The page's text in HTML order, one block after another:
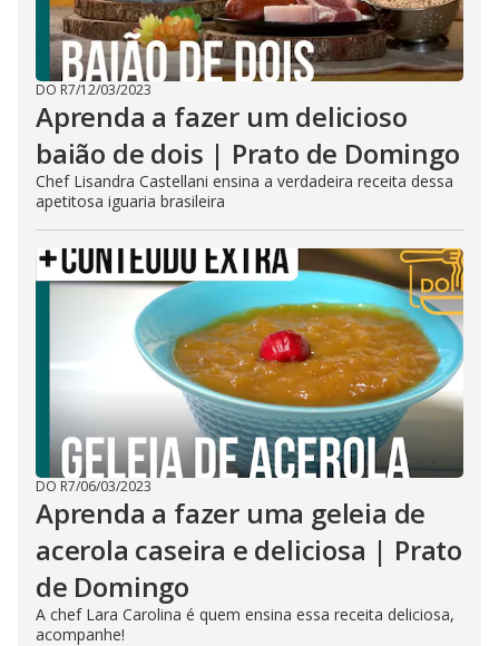
DO R7/12/03/2023
Aprenda a fazer um delicioso
baião de dois | Prato de Domingo
Chef Lisandra Castellani ensina a verdadeira receita dessa
apetitosa iguaria brasileira
DO R7/06/03/2023
Aprenda a fazer uma geleia de
acerola caseira e deliciosa | Prato
de Domingo
A chef Lara Carolina é quem ensina essa receita deliciosa,
acompanhe!